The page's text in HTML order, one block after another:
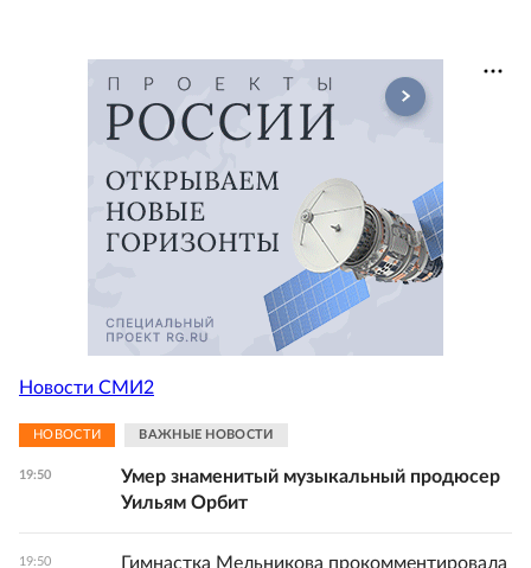
Новости СМИ2
НОВОСТИ ВАЖНЫЕ НОВОСТИ
19:50
Умер знаменитый музыкальный продюсер
Уильям Орбит
19:50
Гимнастка Мельникова прокомментировала